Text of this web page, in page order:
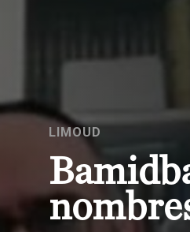
LIMOUD